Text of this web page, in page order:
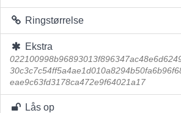
Ringstørrelse
Ekstra
eae9c63fd3178ca472e9f64021a17
Lås op